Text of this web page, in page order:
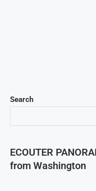
Search
ECOUTER
from Washington